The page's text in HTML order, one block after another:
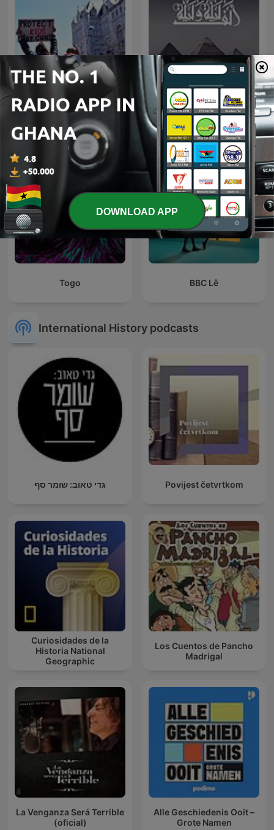
Mo Activism Mo Power ألف ليلة وليلة
Togo BBC Lê
International History podcasts
גדי טאוב: שומר סף Povijest četvrtkom
Curiosidades de la
Historia National
Geographic
Los Cuentos de Pancho
Madrigal
La Venganza Será Terrible
(oficial)
Alle Geschiedenis Ooit –
Grote Namen
DOWNLOAD APP